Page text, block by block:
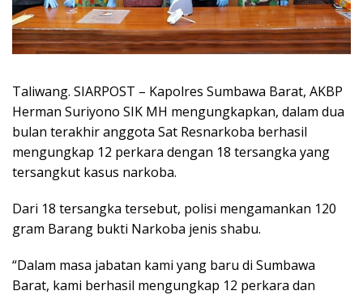
Taliwang. SIARPOST – Kapolres Sumbawa Barat, AKBP
Herman Suriyono SIK MH mengungkapkan, dalam dua
bulan terakhir anggota Sat Resnarkoba berhasil
mengungkap 12 perkara dengan 18 tersangka yang
tersangkut kasus narkoba.
Dari 18 tersangka tersebut, polisi mengamankan 120
gram Barang bukti Narkoba jenis shabu.
“Dalam masa jabatan kami yang baru di Sumbawa
Barat, kami berhasil mengungkap 12 perkara dan